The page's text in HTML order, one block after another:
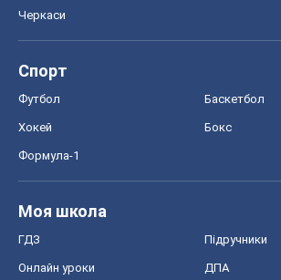
Черкаси
Спорт
Футбол Баскетбол
Хокей Бокс
Формула-1
Моя школа
ГДЗ Підручники
Онлайн уроки ДПА